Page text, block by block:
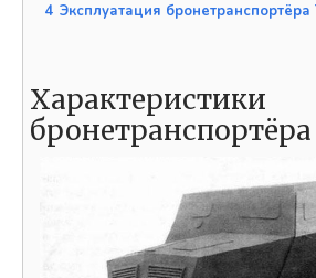
4 Эксплуатация
Характеристики